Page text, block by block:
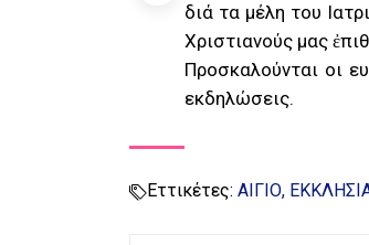
διά τα μέλη του
Χριστιανούς μας
Προσκαλούνται οι
εκδηλώσεις.
Εττικέτες: ΑΙΓΙΟ